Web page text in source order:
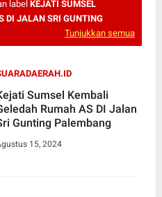
label KEJATI SUMSEL
DI JALAN SRI GUNTING
Tunjukkan semua
Sumsel Kembali
Rumah AS DI Jalan
Gunting Palembang
15, 2024